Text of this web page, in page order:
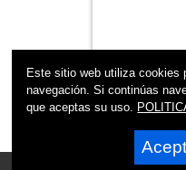
Este sitio web utiliza cookies
navegación. Si continúas
que aceptas su uso.